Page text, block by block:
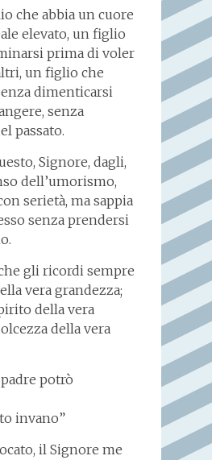
che abbia un cuore
elevato, un figlio
prima di voler
un figlio che
dimenticarsi
senza
passato.
Signore, dagli,
dell’umorismo,
serietà, ma sappia
senza prendersi
gli ricordi sempre
vera grandezza;
della vera
della vera
potrò
invano”
il Signore me